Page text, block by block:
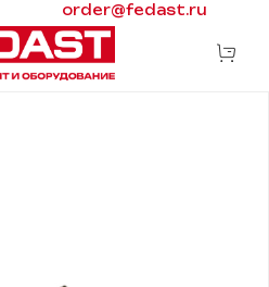
order@fedast.ru